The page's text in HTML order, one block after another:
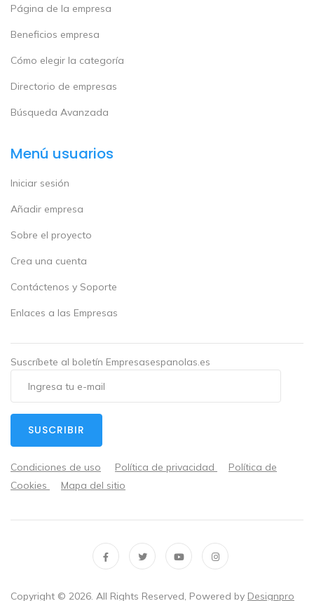
Página de la empresa
Beneficios empresa
Cómo elegir la categoría
Directorio de empresas
Búsqueda Avanzada
Menú usuarios
Iniciar sesión
Añadir empresa
Sobre el proyecto
Crea una cuenta
Contáctenos y Soporte
Enlaces a las Empresas
Suscríbete al boletín Empresasespanolas.es
Condiciones de uso Política de privacidad
Política de
Cookies
Mapa del sitio
SUSCRIBIR
Copyright © 2026. All Rights Reserved, Powered by Designpro